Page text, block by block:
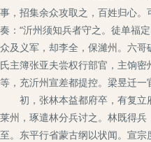
事，招集余众攻取之，百姓归心
奏：“沂州须知兵者守之。徒单福
众及义军，却李全，保濰州。六
氏主簿张亚夫尝权行部官，主饷
等，充沂州宣差都提控。梁昱迁
初，张林本益都府卒，有复立
莱州，琢遣林分兵讨之。林既得
至。东平行省蒙古纲以状闻。宣